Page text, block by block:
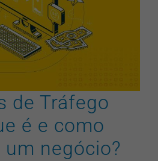
como aplicar em
negócio?
marketing digital pontonews
de Tráfego
é e como
negócio?